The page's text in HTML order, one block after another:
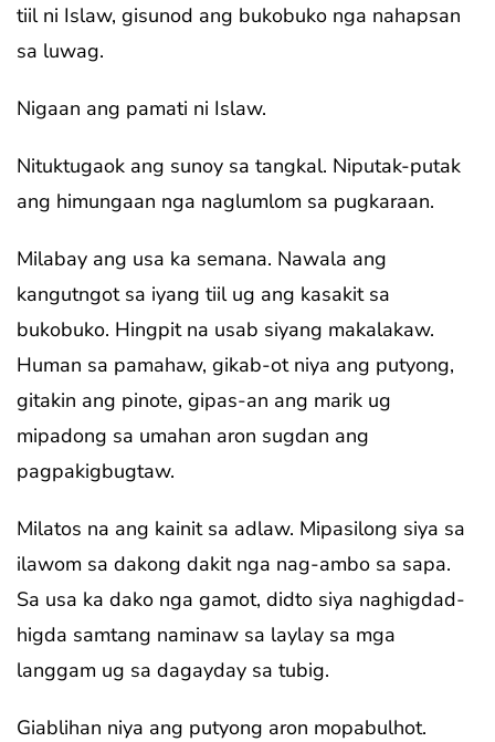
tiil ni Islaw, gisunod ang bukobuko nga nahapsan
sa luwag.
Nigaan ang pamati ni Islaw.
Nituktugaok ang sunoy sa tangkal. Niputak-putak
ang himungaan nga naglumlom sa pugkaraan.
Milabay ang usa ka semana. Nawala ang
kangutngot sa iyang tiil ug ang kasakit sa
bukobuko. Hingpit na usab siyang makalakaw.
Human sa pamahaw, gikab-ot niya ang putyong,
gitakin ang pinote, gipas-an ang marik ug
mipadong sa umahan aron sugdan ang
pagpakigbugtaw.
Milatos na ang kainit sa adlaw. Mipasilong siya sa
ilawom sa dakong dakit nga nag-ambo sa sapa.
Sa usa ka dako nga gamot, didto siya naghigdad-
higda samtang naminaw sa laylay sa mga
langgam ug sa dagayday sa tubig.
Giablihan niya ang putyong aron mopabulhot.